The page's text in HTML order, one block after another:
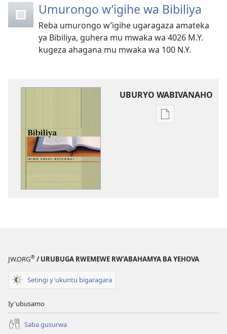
Umurongo w’igihe wa Bibiliya
Reba umurongo w’igihe ugaragaza amateka
ya Bibiliya, guhera mu mwaka wa 4026 M.Y.
kugeza ahagana mu mwaka wa 100 N.Y.
UBURYO WABIVANAHO
Uko
JW.ORG® / URUBUGA RWEMEWE RW’ABAHAMYA BA YEHOVA
Setingi y'ukuntu bigaragara
Iy'ubusamo
Saba gusurwa